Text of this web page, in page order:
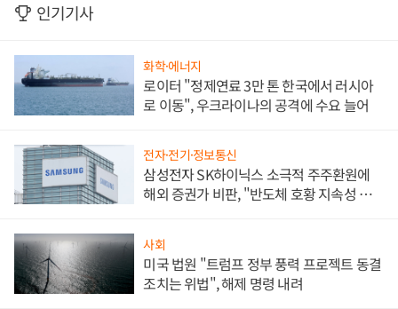
인기기사
화학·에너지
로이터 "정제연료 3만 톤 한국에서 러시아
로 이동", 우크라이나의 공격에 수요 늘어
전자·전기·정보통신
삼성전자 SK하이닉스 소극적 주주환원에
해외 증권가 비판, "반도체 호황 지속성 의
사회
미국 법원 "트럼프 정부 풍력 프로젝트 동결
조치는 위법", 해제 명령 내려